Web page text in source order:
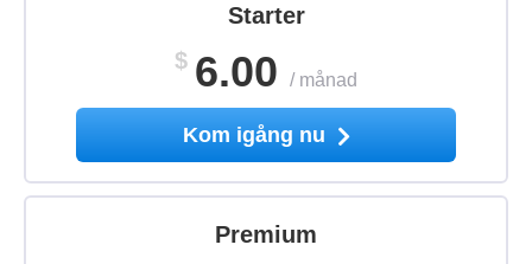
Starter
$ 6.00 / månad
Kom igång nu
Premium